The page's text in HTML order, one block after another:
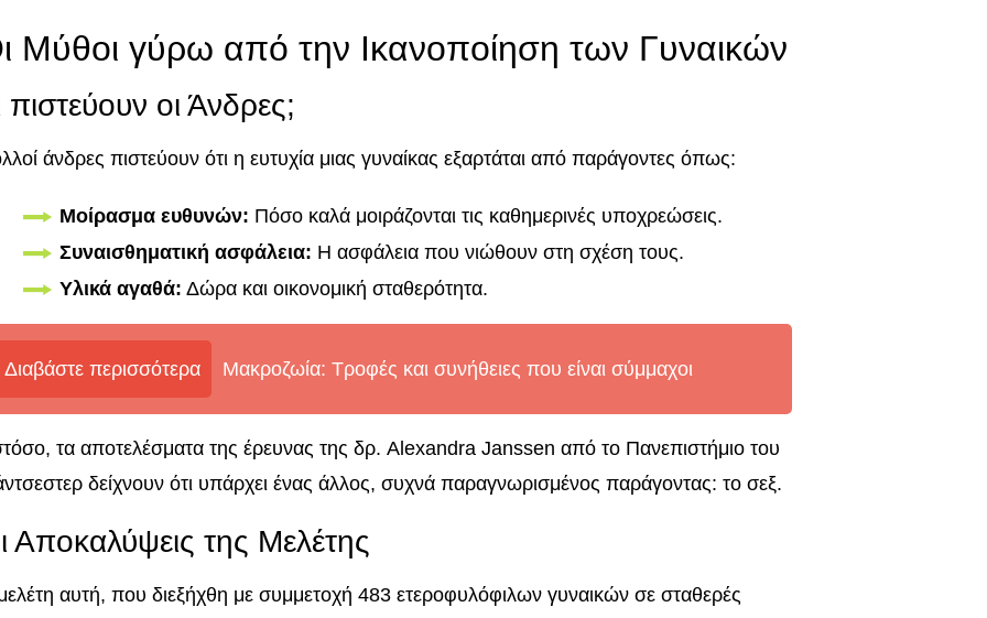
Μύθοι γύρω από την Ικανοποίηση των Γυναικών
πιστεύουν οι Άνδρες;
άνδρες πιστεύουν ότι η ευτυχία μιας γυναίκας εξαρτάται από παράγοντες όπως:
Μοίρασμα ευθυνών: Πόσο καλά μοιράζονται τις καθημερινές υποχρεώσεις.
Συναισθηματική ασφάλεια: Η ασφάλεια που νιώθουν στη σχέση τους.
Υλικά αγαθά: Δώρα και οικονομική σταθερότητα.
Διαβάστε περισσότερα Μακροζωία: Τροφές και συνήθειες που είναι σύμμαχοι
τα αποτελέσματα της έρευνας της δρ. Alexandra Janssen από το Πανεπιστήμιο του
δείχνουν ότι υπάρχει ένας άλλος, συχνά παραγνωρισμένος παράγοντας: το σεξ.
Αποκαλύψεις της Μελέτης
αυτή, που διεξήχθη με συμμετοχή 483 ετεροφυλόφιλων γυναικών σε σταθερές